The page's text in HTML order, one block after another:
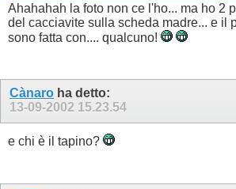
Ahahahah la foto non ce l'ho... ma ho 2
del cacciavite sulla scheda madre... e il
sono fatta con.... qualcuno!
Cànaro ha detto:
13-09-2002 15.23.54
e chi è il tapino?